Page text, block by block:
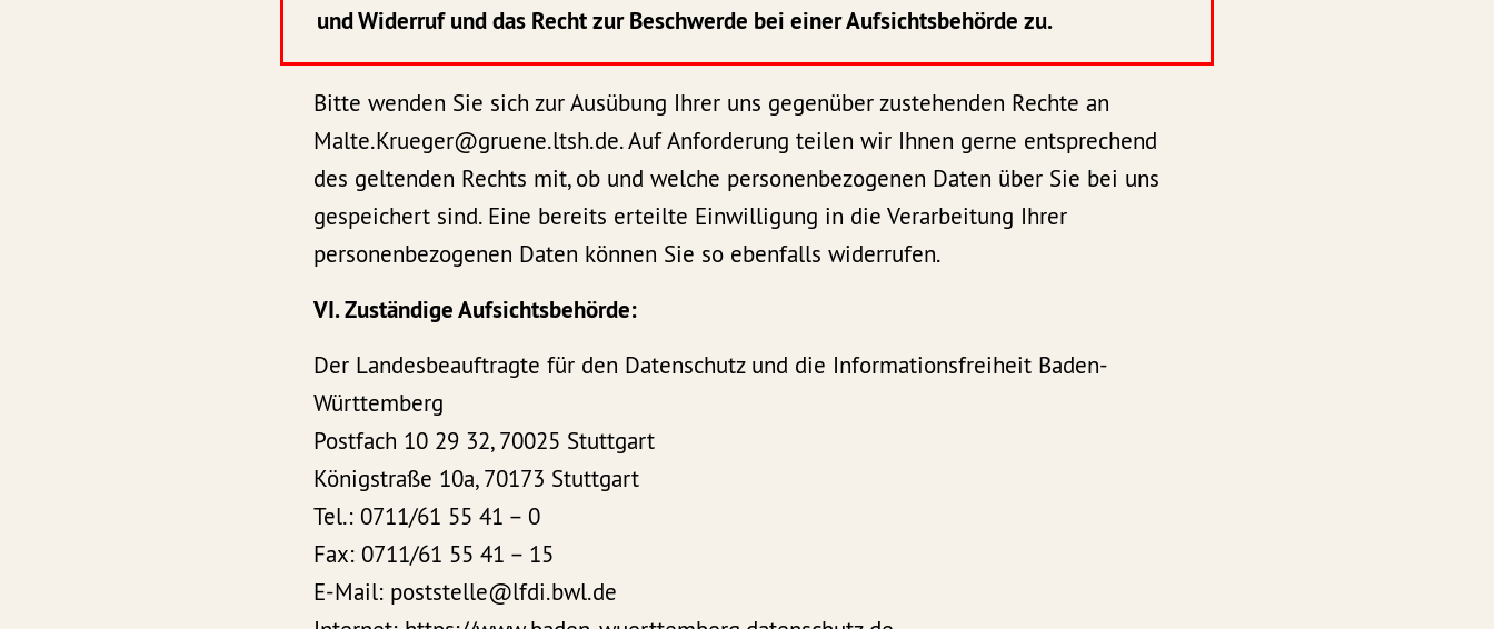
und Widerruf und das Recht zur Beschwerde bei einer Aufsichtsbehörde zu.
Bitte wenden Sie sich zur Ausübung Ihrer uns gegenüber zustehenden Rechte an
Malte.Krueger@gruene.ltsh.de. Auf Anforderung teilen wir Ihnen gerne entsprechend
des geltenden Rechts mit, ob und welche personenbezogenen Daten über Sie bei uns
gespeichert sind. Eine bereits erteilte Einwilligung in die Verarbeitung Ihrer
personenbezogenen Daten können Sie so ebenfalls widerrufen.
VI. Zuständige Aufsichtsbehörde:
Der Landesbeauftragte für den Datenschutz und die Informationsfreiheit Baden-
Württemberg
Postfach 10 29 32, 70025 Stuttgart
Königstraße 10a, 70173 Stuttgart
Tel.: 0711/61 55 41 – 0
Fax: 0711/61 55 41 – 15
E-Mail: poststelle@lfdi.bwl.de